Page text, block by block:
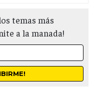
temas más
a la manada!